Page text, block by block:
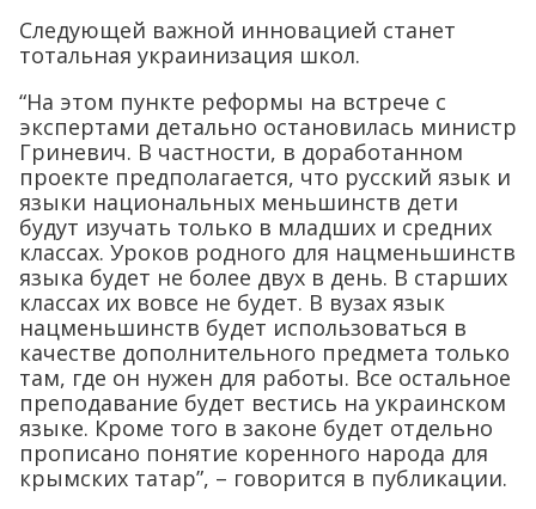
Следующей важной инновацией станет
тотальная украинизация школ.
“На этом пункте реформы на встрече с
экспертами детально остановилась министр
Гриневич. В частности, в доработанном
проекте предполагается, что русский язык и
языки национальных меньшинств дети
будут изучать только в младших и средних
классах. Уроков родного для нацменьшинств
языка будет не более двух в день. В старших
классах их вовсе не будет. В вузах язык
нацменьшинств будет использоваться в
качестве дополнительного предмета только
там, где он нужен для работы. Все остальное
преподавание будет вестись на украинском
языке. Кроме того в законе будет отдельно
прописано понятие коренного народа для
крымских татар”, – говорится в публикации.